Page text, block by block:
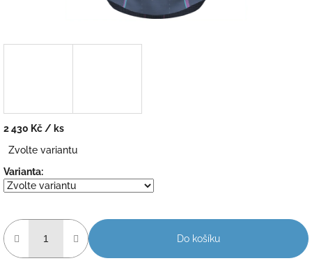
2 430 Kč / ks
cena:
Zvolte variantu
Varianta:
Do košíku